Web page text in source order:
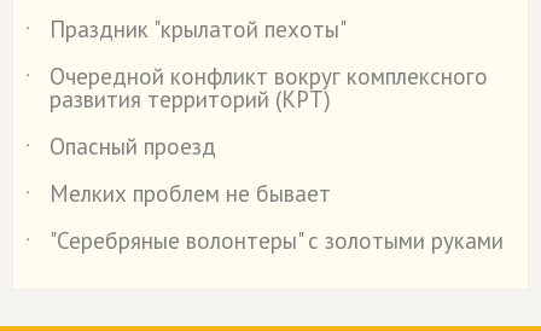
˙
Праздник "крылатой пехоты"
˙
Очередной конфликт вокруг комплексного
развития территорий (КРТ)
˙
Опасный проезд
˙
Мелких проблем не бывает
˙
"Серебряные волонтеры" с золотыми руками